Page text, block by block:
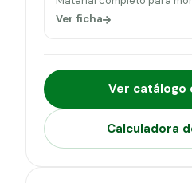
Ver ficha
Ver catálogo
Calculadora